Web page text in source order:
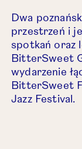
Dwa
przestrzeń i
spotkań oraz
BitterSweet
wydarzenie
BitterSweet
Jazz Festival.